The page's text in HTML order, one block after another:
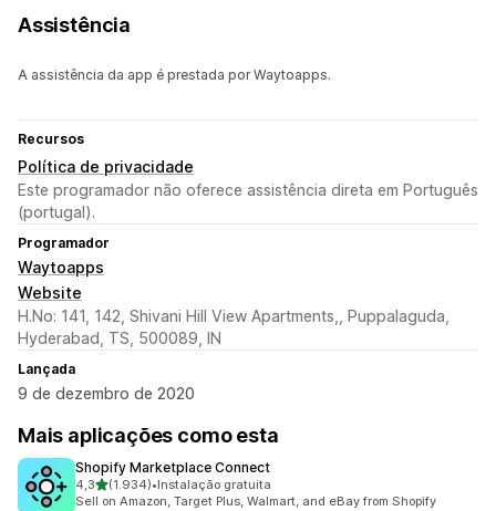
Assistência
A assistência da app é prestada por Waytoapps.
Recursos
Política de privacidade
Este programador não oferece assistência direta em Português
(portugal).
Programador
Waytoapps
Website
H.No: 141, 142, Shivani Hill View Apartments,, Puppalaguda,
Hyderabad, TS, 500089, IN
Lançada
9 de dezembro de 2020
Mais aplicações como esta
Shopify Marketplace Connect
4,3de 5 estrelas
(1.934)
1934 total de avaliações
•Instalação gratuita
Sell on Amazon, Target Plus, Walmart, and eBay from Shopify